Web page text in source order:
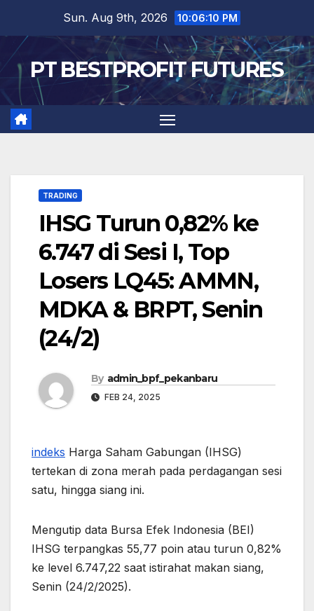
content
Sun. Aug 9th, 2026 10:06:10 PM
PT BESTPROFIT FUTURES
TRADING
IHSG Turun 0,82% ke
6.747 di Sesi I, Top
Losers LQ45: AMMN,
MDKA & BRPT, Senin
(24/2)
By admin_bpf_pekanbaru
FEB 24, 2025
indeks Harga Saham Gabungan (IHSG)
tertekan di zona merah pada perdagangan sesi
satu, hingga siang ini.
Mengutip data Bursa Efek Indonesia (BEI)
IHSG terpangkas 55,77 poin atau turun 0,82%
ke level 6.747,22 saat istirahat makan siang,
Senin (24/2/2025).